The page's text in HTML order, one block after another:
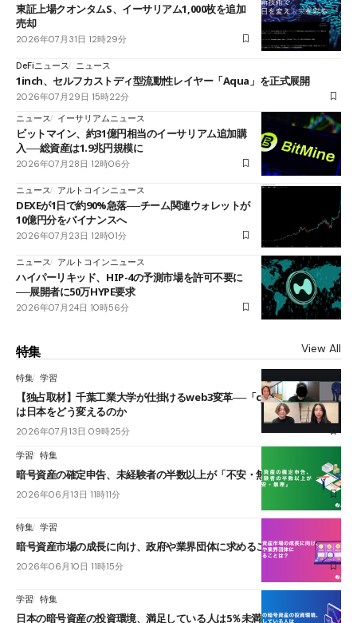
東証上場クオンタムS、イーサリアム1,000枚を追加
売却
2026年07月31日 12時29分
DeFiニュース ニュース
1inch、セルフカストディ型流動性レイヤー「Aqua」を正式展開
2026年07月29日 15時22分
ニュース
イーサリアムニュース
ビットマイン、約31億円相当のイーサリアム追加購
入──総資産は1.9兆円規模に
2026年07月28日 12時06分
ニュース アルトコインニュース
DEXEが1日で約90%急落──チーム関連ウォレットが
10億円分をバイナンスへ
2026年07月23日 12時01分
ニュース アルトコインニュース
ハイパーリキッド、HIP-4の予測市場を許可不要に
──展開者に50万HYPE要求
2026年07月24日 10時56分
特集 View All
特集 学習
【独占取材】千葉工業大学が仕掛けるweb3変革──「cJPY」とAIの融合
は日本をどう変えるのか
2026年07月13日 09時25分
学習 特集
暗号資産の確定申告、未経験者の半数以上が「不安・無理」
2026年06月13日 11時11分
特集 学習
暗号資産市場の成長に向け、政府や業界団体に求めることは？
2026年06月10日 11時15分
学習 特集
日本の暗号資産の投資環境、満足している人は5％未満